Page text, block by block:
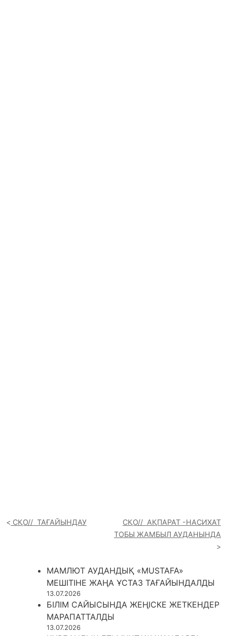
СҚО// ТАҒАЙЫНДАУ
СҚО// АҚПАРАТ -НАСИХАТ
ТОБЫ ЖАМБЫЛ АУДАНЫНДА
МАМЛЮТ АУДАНДЫҚ «MUSTAFA»
МЕШІТІНЕ ЖАҢА ҰСТАЗ ТАҒАЙЫНДАЛДЫ
13.07.2026
БІЛІМ САЙЫСЫНДА ЖЕҢІСКЕ ЖЕТКЕНДЕР
МАРАПАТТАЛДЫ
13.07.2026